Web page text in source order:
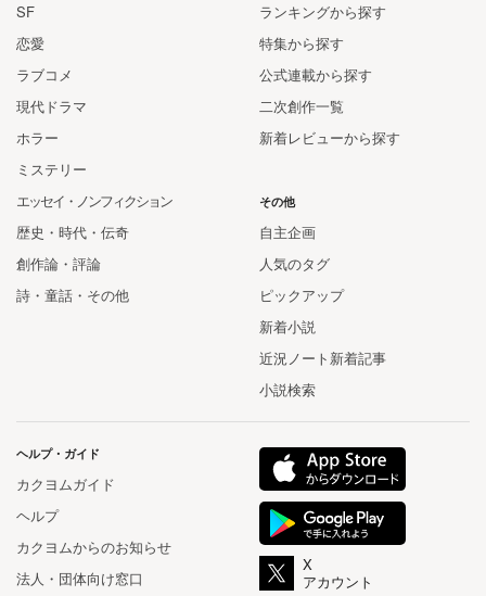
ランキングから探す
特集から探す
公式連載から探す
二次創作一覧
新着レビューから探す
SF
恋愛
ラブコメ
現代ドラマ
ホラー
ミステリー
エッセイ・ノンフィクション
歴史・時代・伝奇
創作論・評論
詩・童話・その他
その他
自主企画
人気のタグ
ピックアップ
新着小説
近況ノート新着記事
小説検索
ヘルプ・ガイド
カクヨムガイド
ヘルプ
カクヨムからのお知らせ
法人・団体向け窓口
X
アカウント